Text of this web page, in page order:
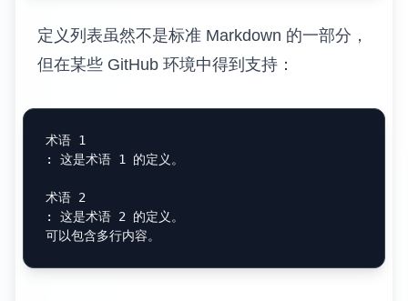
定义列表虽然不是标准 Markdown 的一部分，
但在某些 GitHub 环境中得到支持：
术语 1
: 这是术语 1 的定义。
术语 2
: 这是术语 2 的定义。